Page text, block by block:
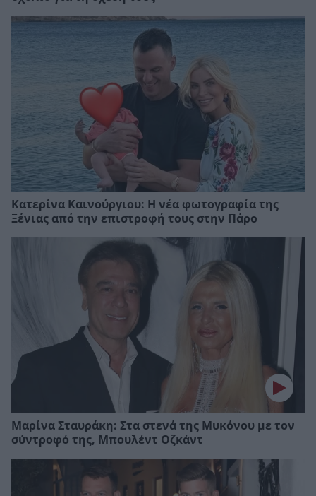
Κατερίνα Καινούργιου: Η νέα φωτογραφία της
Ξένιας από την επιστροφή τους στην Πάρο
Μαρίνα Σταυράκη: Στα στενά της Μυκόνου με τον
σύντροφό της, Μπουλέντ Οζκάντ